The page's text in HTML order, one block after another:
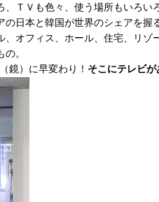
、ＴＶも色々、使う場所もいろい
の日本と韓国が世界のシェアを握
、オフィス、ホール、住宅、リ
。
鏡）に早変わり！ そこにテレビ